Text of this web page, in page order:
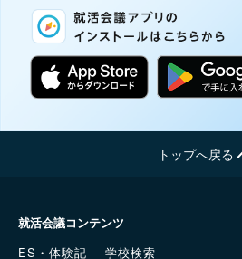
トップへ戻る
就活会議コンテンツ
ES・体験記
学校検索